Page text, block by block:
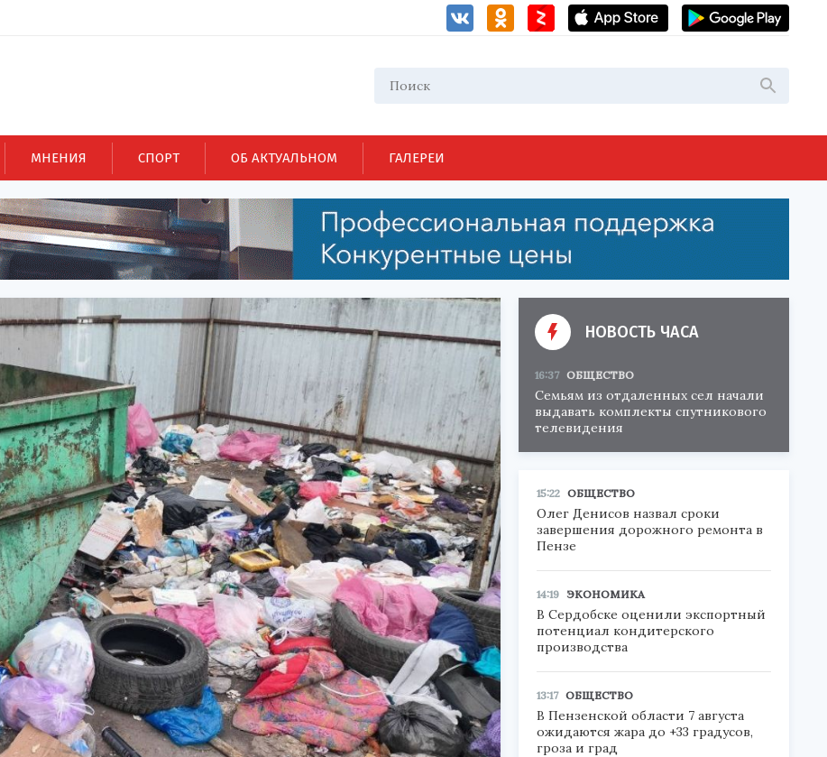
МНЕНИЯ СПОРТ ОБ АКТУАЛЬНОМ ГАЛЕРЕИ
НОВОСТЬ ЧАСА
16:37 ОБЩЕСТВО
Семьям из отдаленных сел начали
выдавать комплекты спутникового
телевидения
15:22 ОБЩЕСТВО
Олег Денисов назвал сроки
завершения дорожного ремонта в
Пензе
14:19 ЭКОНОМИКА
В Сердобске оценили экспортный
потенциал кондитерского
производства
13:17 ОБЩЕСТВО
В Пензенской области 7 августа
ожидаются жара до +33 градусов,
гроза и град